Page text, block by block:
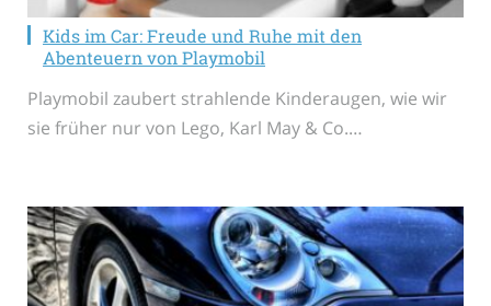
Kids im Car: Freude und Ruhe mit den
Abenteuern von Playmobil
Playmobil zaubert strahlende Kinderaugen, wie wir
sie früher nur von Lego, Karl May & Co.…